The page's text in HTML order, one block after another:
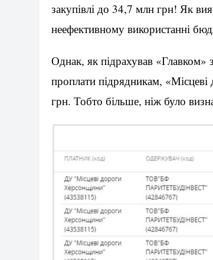
закупівлі до 34,7 млн грн! Як
неефективному використанні
Однак, як підрахував «Главком»
проплати підрядникам,
грн. Тобто більше, ніж було